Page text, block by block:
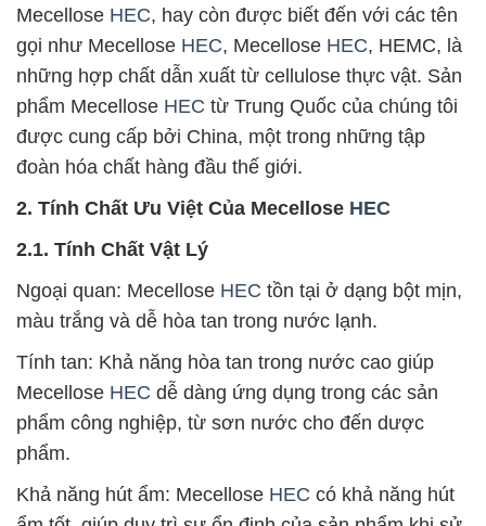
Mecellose HEC, hay còn được biết đến với các tên
gọi như Mecellose HEC, Mecellose HEC, HEMC, là
những hợp chất dẫn xuất từ cellulose thực vật. Sản
phẩm Mecellose HEC từ Trung Quốc của chúng tôi
được cung cấp bởi China, một trong những tập
đoàn hóa chất hàng đầu thế giới.
2. Tính Chất Ưu Việt Của Mecellose HEC
2.1. Tính Chất Vật Lý
Ngoại quan: Mecellose HEC tồn tại ở dạng bột mịn,
màu trắng và dễ hòa tan trong nước lạnh.
Tính tan: Khả năng hòa tan trong nước cao giúp
Mecellose HEC dễ dàng ứng dụng trong các sản
phẩm công nghiệp, từ sơn nước cho đến dược
phẩm.
Khả năng hút ẩm: Mecellose HEC có khả năng hút